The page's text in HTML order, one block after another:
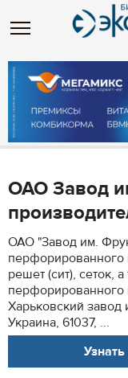
ОАО Завод
ОАО "Завод им.
перфорированного
решет (сит), сеток,
перфорированного
Харьковский
Украина, 61037, ...